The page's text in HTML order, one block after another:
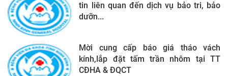
tin liên quan đến dịch vụ bảo tri, bảo
dưỡn...
Mời cung cấp báo giá tháo vách
kính,lắp đặt tấm trần nhôm tại TT
CĐHA & ĐQCT